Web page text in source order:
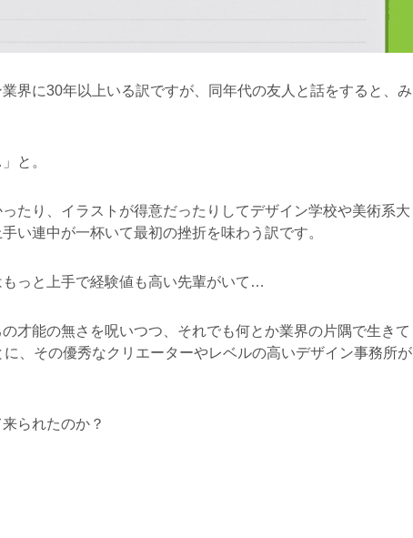
界に30年以上いる訳ですが、同年代の友人と話をすると、み
と。
たり、イラストが得意だったりしてデザイン学校や美術系大
い連中が一杯いて最初の挫折を味わう訳です。
っと上手で経験値も高い先輩がいて…
才能の無さを呪いつつ、それでも何とか業界の片隅で生きて
、その優秀なクリエーターやレベルの高いデザイン事務所が
られたのか？